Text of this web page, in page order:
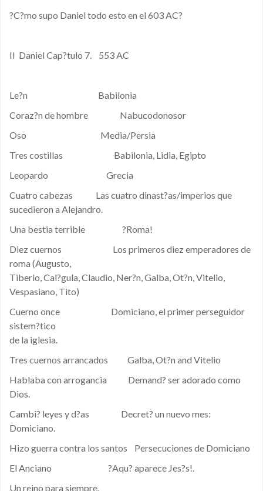
?C?mo supo Daniel todo esto en el 603 AC?
II Daniel Cap?tulo 7. 553 AC
Le?n Babilonia
Coraz?n de hombre Nabucodonosor
Oso Media/Persia
Tres costillas Babilonia, Lidia, Egipto
Leopardo Grecia
Cuatro cabezas Las cuatro dinast?as/imperios que
sucedieron a Alejandro.
Una bestia terrible ?Roma!
Diez cuernos Los primeros diez emperadores de
roma (Augusto,
Tiberio, Cal?gula, Claudio, Ner?n, Galba, Ot?n, Vitelio,
Vespasiano, Tito)
Cuerno once Domiciano, el primer perseguidor
sistem?tico
de la iglesia.
Tres cuernos arrancados Galba, Ot?n and Vitelio
Hablaba con arrogancia Demand? ser adorado como
Dios.
Cambi? leyes y d?as Decret? un nuevo mes:
Domiciano.
Hizo guerra contra los santos Persecuciones de Domiciano
El Anciano ?Aqu? aparece Jes?s!.
Un reino para siempre.